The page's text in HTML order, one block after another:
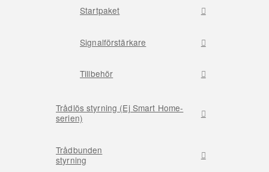
Startpaket
Signalförstärkare
Tillbehör
Trådlös styrning (Ej Smart Home-
serien)
Trådbunden
styrning